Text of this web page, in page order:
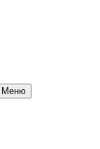
Меню